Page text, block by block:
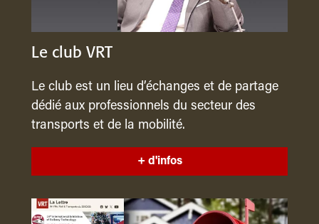
Le club VRT
Le club est un lieu d’échanges et de partage
dédié aux professionnels du secteur des
transports et de la mobilité.
+ d'infos